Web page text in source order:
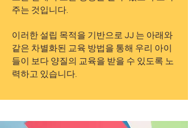
주는 것입니다.
이러한 설립 목적을 기반으로 JJ 는 아래와
같은 차별화된 교육 방법을 통해 우리 아이
들이 보다 양질의 교육을 받을 수 있도록 노
력하고 있습니다.